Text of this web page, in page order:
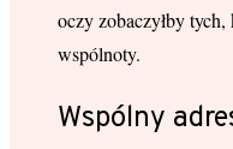
oczy zobaczyłby
wspólnoty.
Wspólny